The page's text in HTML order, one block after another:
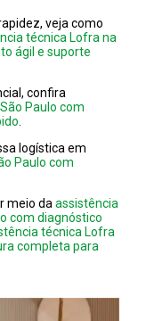
veja como
técnica Lofra na
ágil e suporte
confira
Paulo com
logística em
Paulo com
meio da assistência
com diagnóstico
técnica Lofra
completa para